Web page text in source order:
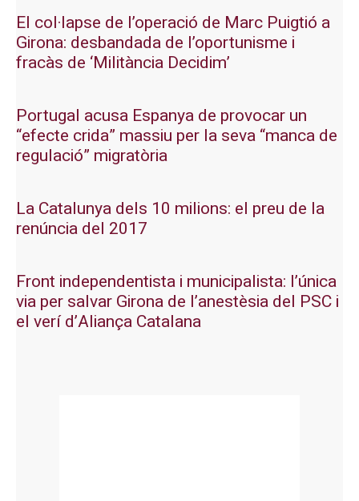
El col·lapse de l’operació de Marc Puigtió a
Girona: desbandada de l’oportunisme i
fracàs de ‘Militància Decidim’
Portugal acusa Espanya de provocar un
“efecte crida” massiu per la seva “manca de
regulació” migratòria
La Catalunya dels 10 milions: el preu de la
renúncia del 2017
Front independentista i municipalista: l’única
via per salvar Girona de l’anestèsia del PSC i
el verí d’Aliança Catalana